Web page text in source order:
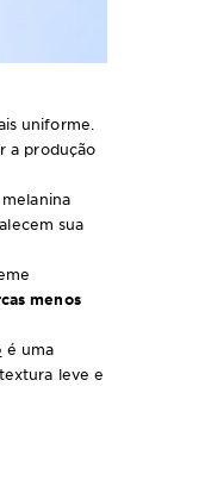
uniforme.
a produção
sua
menos
é uma
leve e